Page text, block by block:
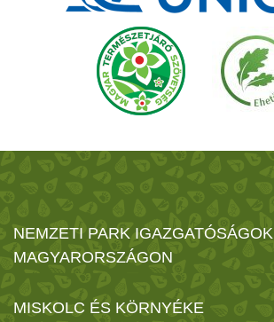
NEMZETI PARK IGAZGATÓSÁGOK
MAGYARORSZÁGON
MISKOLC ÉS KÖRNYÉKE